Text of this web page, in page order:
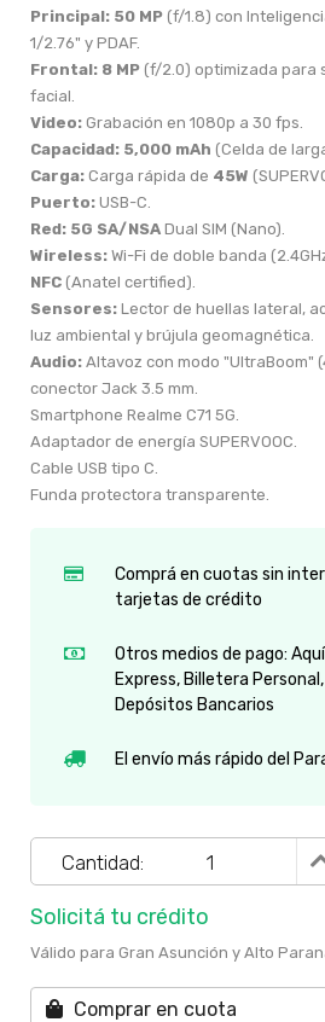
Principal: 50 MP (f/1.8) con
1/2.76" y PDAF.
Frontal: 8 MP (f/2.0) optimizada para
facial.
Video: Grabación en 1080p a 30 fps.
Capacidad: 5,000 mAh (Celda de
Carga: Carga rápida de 45W
Puerto: USB-C.
Red: 5G SA/NSA Dual SIM (Nano).
Wireless: Wi-Fi de doble banda
NFC (Anatel certified).
Sensores: Lector de huellas lateral,
luz ambiental y brújula geomagnética.
Audio: Altavoz con modo "UltraBoom"
conector Jack 3.5 mm.
Smartphone Realme C71 5G.
Adaptador de energía SUPERVOOC.
Cable USB tipo C.
Funda protectora transparente.
Comprá en cuotas sin
tarjetas de crédito
Otros medios de pago:
Express, Billetera
Depósitos Bancarios
El envío más rápido del
Cantidad:
Solicitá tu crédito
Válido para Gran Asunción y Alto
Comprar en cuota